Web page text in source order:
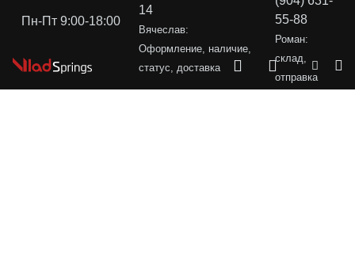
Пн-Пт 9:00-18:00
14
Вячеслав:
Оформление, наличие,
статус, доставка
55-88
Роман:
склад,
отправка